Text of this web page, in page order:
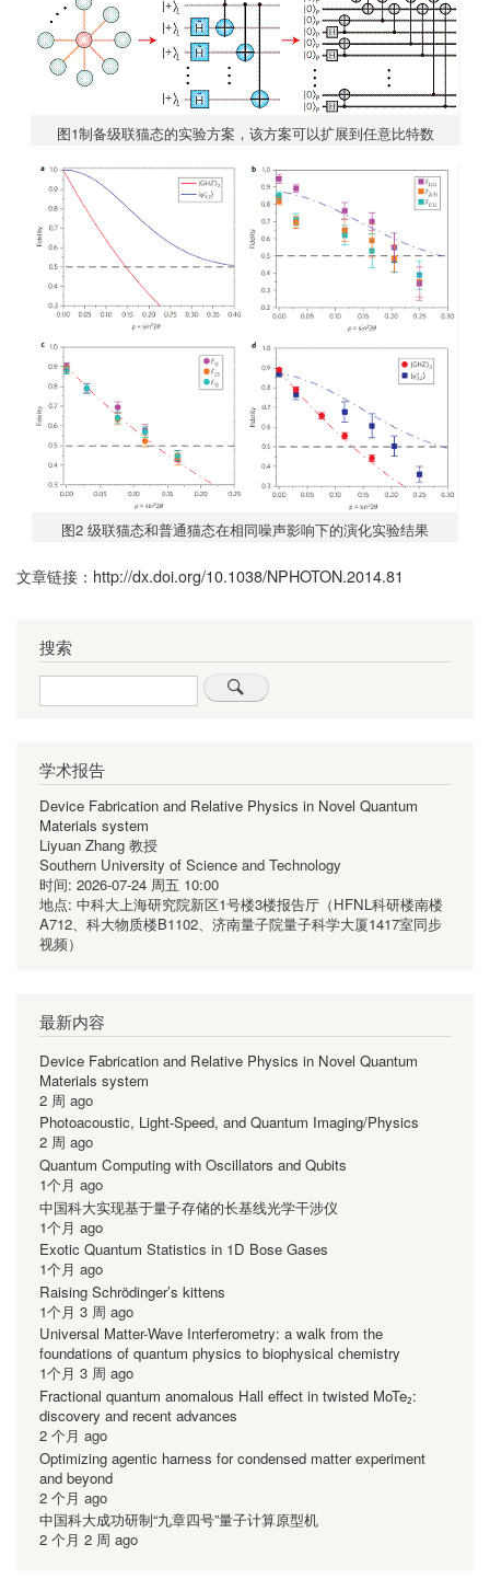
图1制备级联猫态的实验方案，该方案可以扩展到任意比特数
图2 级联猫态和普通猫态在相同噪声影响下的演化实验结果
文章链接： http://dx.doi.org/10.1038/NPHOTON.2014.81
搜索
Search
学术报告
Device Fabrication and Relative Physics in Novel Quantum
Materials system
Liyuan Zhang 教授
Southern University of Science and Technology
时间: 2026-07-24 周五 10:00
地点: 中科大上海研究院新区1号楼3楼报告厅（HFNL科研楼南楼
A712、科大物质楼B1102、济南量子院量子科学大厦1417室同步
视频）
最新内容
Device Fabrication and Relative Physics in Novel Quantum
Materials system
2 周 ago
Photoacoustic, Light-Speed, and Quantum Imaging/Physics
2 周 ago
Quantum Computing with Oscillators and Qubits
1个月 ago
中国科大实现基于量子存储的长基线光学干涉仪
1个月 ago
Exotic Quantum Statistics in 1D Bose Gases
1个月 ago
Raising Schrödinger’s kittens
1个月 3 周 ago
Universal Matter-Wave Interferometry: a walk from the
foundations of quantum physics to biophysical chemistry
1个月 3 周 ago
Fractional quantum anomalous Hall effect in twisted MoTe₂:
discovery and recent advances
2 个月 ago
Optimizing agentic harness for condensed matter experiment
and beyond
2 个月 ago
中国科大成功研制“九章四号”量子计算原型机
2 个月 2 周 ago